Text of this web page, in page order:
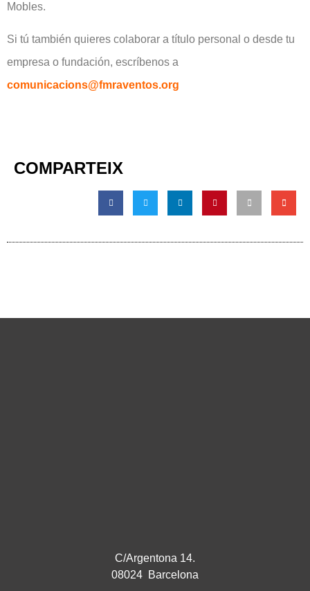
Mobles.
Si tú también quieres colaborar a título personal o desde tu
empresa o fundación, escríbenos a
comunicacions@fmraventos.org
COMPARTEIX
C/Argentona 14.
08024 Barcelona